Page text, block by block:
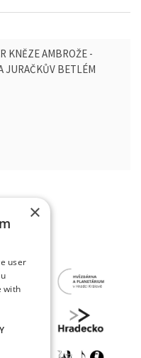
KNĚZE AMBROŽE -
JURAČKŮV BETLÉM
×
user
with